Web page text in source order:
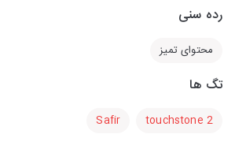
رده سنی
محتوای تمیز
تگ ها
touchstone 2
Safir